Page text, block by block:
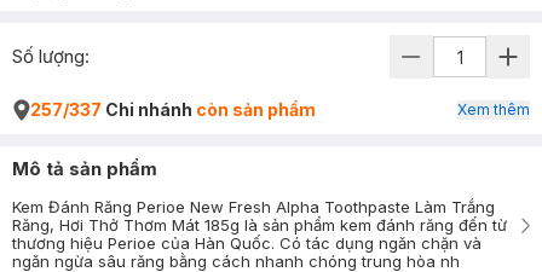
Số lượng:
257/337 Chi nhánh còn sản phẩm Xem thêm
Mô tả sản phẩm
Kem Đánh Răng Perioe New Fresh Alpha Toothpaste Làm Trắng
Răng, Hơi Thở Thơm Mát 185g là sản phẩm kem đánh răng đến từ
thương hiệu Perioe của Hàn Quốc. Có tác dụng ngăn chặn và
ngăn ngừa sâu răng bằng cách nhanh chóng trung hòa nh